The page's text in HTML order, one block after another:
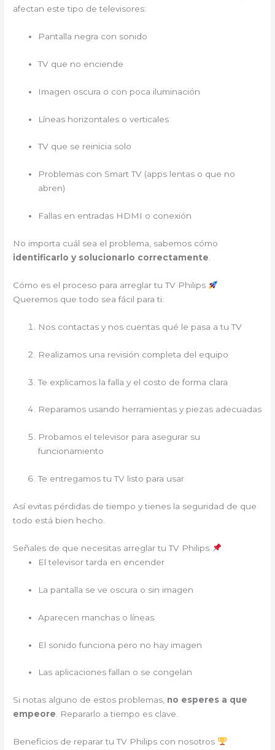
afectan este tipo de televisores:
Pantalla negra con sonido
TV que no enciende
Imagen oscura o con poca iluminación
Líneas horizontales o verticales
TV que se reinicia solo
Problemas con Smart TV (apps lentas o que no
abren)
Fallas en entradas HDMI o conexión
No importa cuál sea el problema, sabemos cómo
identificarlo y solucionarlo correctamente
Cómo es el proceso para arreglar tu TV Philips
Queremos que todo sea fácil para ti:
Nos contactas y nos cuentas qué le pasa a tu TV
Realizamos una revisión completa del equipo
Te explicamos la falla y el costo de forma clara
Reparamos usando herramientas y piezas adecuadas
Probamos el televisor para asegurar su
funcionamiento
Te entregamos tu TV listo para usar
Así evitas pérdidas de tiempo y tienes la seguridad de que
todo está bien hecho.
Señales de que necesitas arreglar tu TV Philips
El televisor tarda en encender
La pantalla se ve oscura o sin imagen
Aparecen manchas o líneas
El sonido funciona pero no hay imagen
Las aplicaciones fallan o se congelan
Si notas alguno de estos problemas, no esperes a que
empeore. Repararlo a tiempo es clave.
Beneficios de reparar tu TV Philips con nosotros